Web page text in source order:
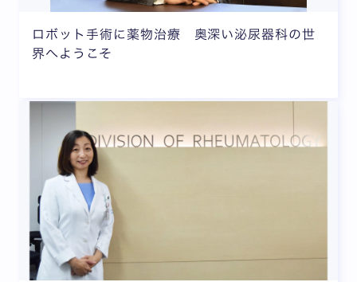
ロボット手術に薬物治療 奥深い泌尿器科の世
界へようこそ